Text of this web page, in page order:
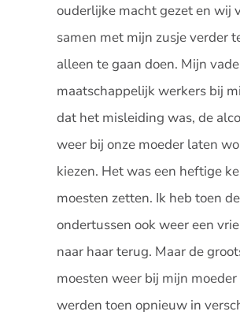
ouderlijke macht gezet en wij
samen met mijn zusje verder
alleen te gaan doen. Mijn
maatschappelijk werkers bij
dat het misleiding was, de
weer bij onze moeder laten
kiezen. Het was een heftige
moesten zetten. Ik heb toen
ondertussen ook weer een
naar haar terug. Maar de
moesten weer bij mijn
werden toen opnieuw in